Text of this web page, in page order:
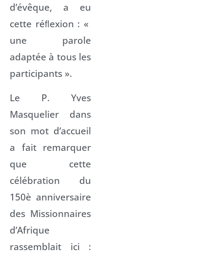
d’évêque, a eu
cette réﬂexion : «
une parole
adaptée à tous les
participants ».
Le P. Yves
Masquelier dans
son mot d’accueil
a fait remarquer
que cette
célébration du
150è anniversaire
des Missionnaires
d’Afrique
rassemblait ici :